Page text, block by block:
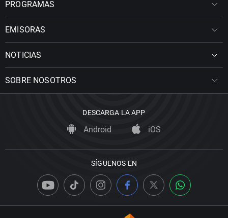
PROGRAMAS
EMISORAS
NOTICIAS
SOBRE NOSOTROS
DESCARGA LA APP
Android iOS
SÍGUENOS EN